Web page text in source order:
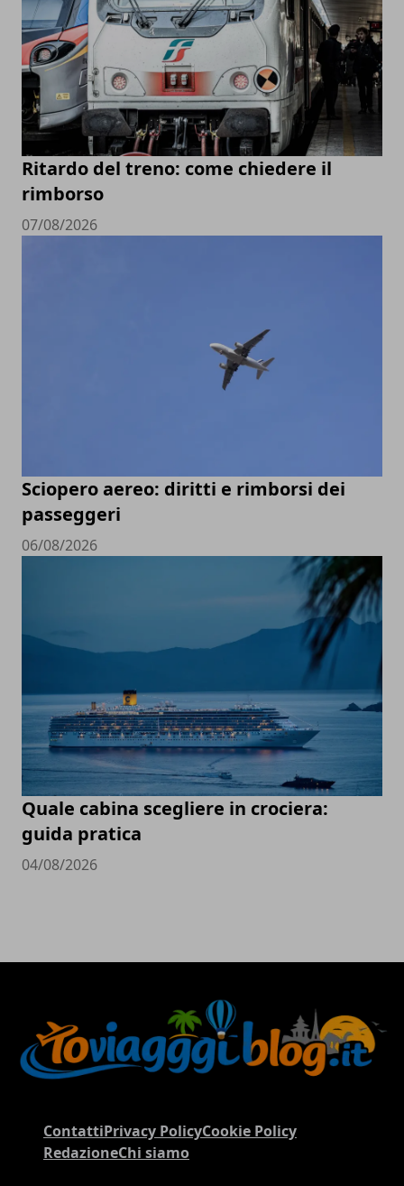
Ritardo del treno: come chiedere il
rimborso
07/08/2026
Sciopero aereo: diritti e rimborsi dei
passeggeri
06/08/2026
Quale cabina scegliere in crociera:
guida pratica
04/08/2026
ContattiPrivacy PolicyCookie Policy
RedazioneChi siamo